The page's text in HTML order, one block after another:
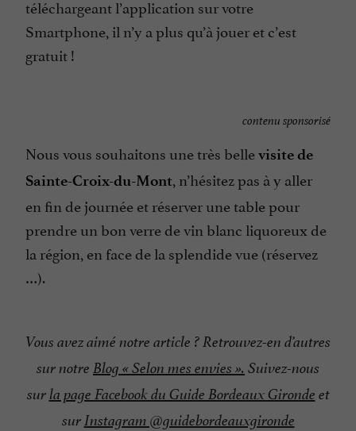
téléchargeant l’application sur votre
Smartphone, il n’y a plus qu’à jouer et c’est
gratuit !
contenu sponsorisé
Nous vous souhaitons une très bellevisite de
Sainte-Croix-du-Mont, n’hésitez pas à y aller
en fin de journée et réserver une table pour
prendre un bon verre de vin blanc liquoreux de
la région, en face de la splendide vue (réservez
…).
Vous avez aimé notre article ? Retrouvez-en d’autres
sur notre Blog « Selon mes envies ». Suivez-nous
surla page Facebook du Guide Bordeaux Gironde et
surInstagram @guidebordeauxgironde